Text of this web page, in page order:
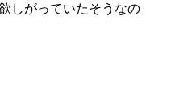
しがっていたそうなの